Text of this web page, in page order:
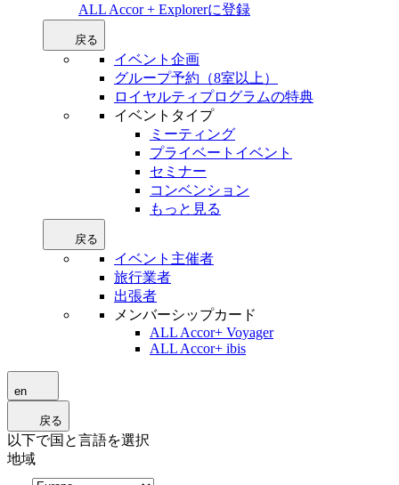
ALL Accor + Explorerに登録
戻る
イベント企画
グループ予約（8室以上）
ロイヤルティプログラムの特典
イベントタイプ
ミーティング
プライベートイベント
セミナー
コンベンション
もっと見る
戻る
イベント主催者
旅行業者
出張者
メンバーシップカード
ALL Accor+ Voyager
ALL Accor+ ibis
en
戻る
以下で国と言語を選択
地域